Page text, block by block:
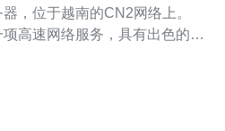
，位于越南的CN2网络上。
高速网络服务，具有出色的网